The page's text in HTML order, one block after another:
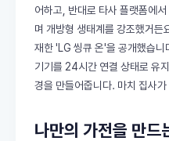
어하고, 반대로 타사 플랫폼에
며 개방형 생태계를 강조했거
재한 'LG 씽큐 온'을 공개했습
기기를 24시간 연결 상태로 유
경을 만들어줍니다. 마치 집사
나만의 가전을 만드